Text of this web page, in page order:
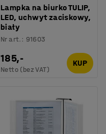
Lampka na biurko TULIP,
LED, uchwyt zaciskowy,
biały
Nr art. : 91603
185,-
Netto (bez VAT)
KUP